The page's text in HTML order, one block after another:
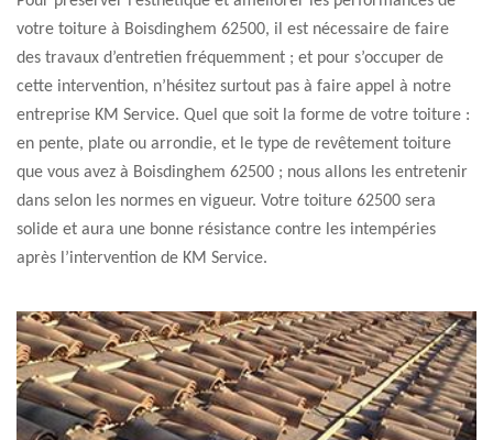
votre toiture à Boisdinghem 62500, il est nécessaire de faire
des travaux d’entretien fréquemment ; et pour s’occuper de
cette intervention, n’hésitez surtout pas à faire appel à notre
entreprise KM Service. Quel que soit la forme de votre toiture :
en pente, plate ou arrondie, et le type de revêtement toiture
que vous avez à Boisdinghem 62500 ; nous allons les entretenir
dans selon les normes en vigueur. Votre toiture 62500 sera
solide et aura une bonne résistance contre les intempéries
après l’intervention de KM Service.